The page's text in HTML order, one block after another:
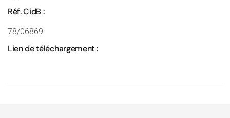
Réf. CidB :
78/06869
Lien de téléchargement :